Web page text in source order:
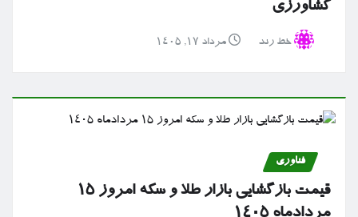
کشاورزی
خط رند مرداد ۱۷, ۱۴۰۵
فناوری
قیمت بازگشایی بازار طلا و سکه امروز ۱۵